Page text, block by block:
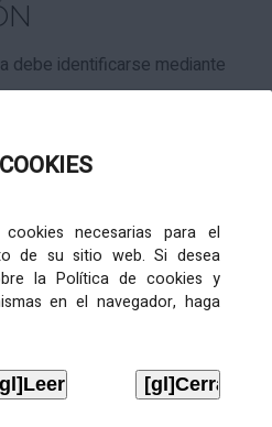
necesarias para el
de su sitio web. Si desea
la Política de cookies y
en el navegador, haga
CIDADÁN
debe identificarse mediante